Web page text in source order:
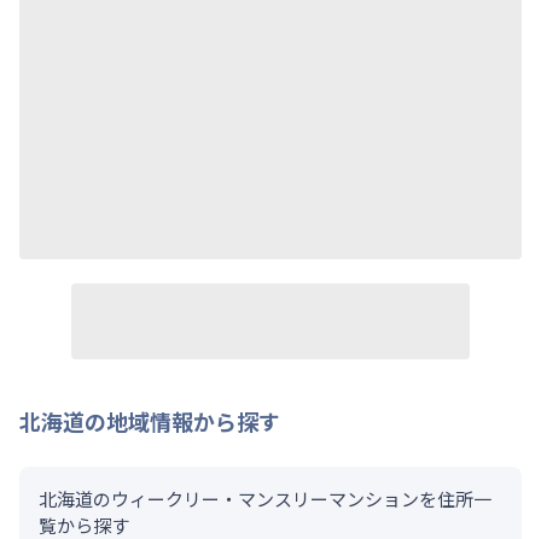
北海道の地域情報から探す
北海道のウィークリー・マンスリーマンションを住所一
覧から探す